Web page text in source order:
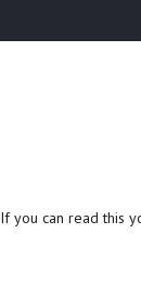
If you can read this